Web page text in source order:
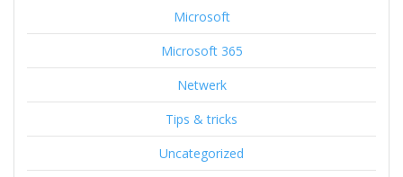
Microsoft
Microsoft 365
Netwerk
Tips & tricks
Uncategorized